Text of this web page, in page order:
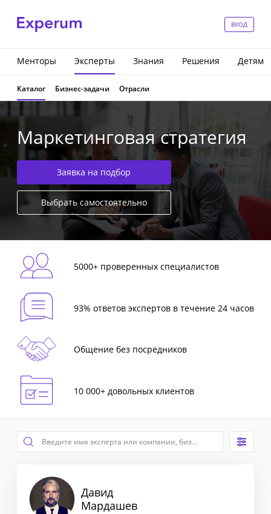
ВХОД
Менторы Эксперты Знания Решения Детям
Каталог Бизнес-задачи Отрасли
Маркетинговая стратегия
Заявка на подбор
Выбрать самостоятельно
5000+ проверенных специалистов
93% ответов экспертов в течение 24 часов
Общение без посредников
10 000+ довольных клиентов
Давид
Мардашев